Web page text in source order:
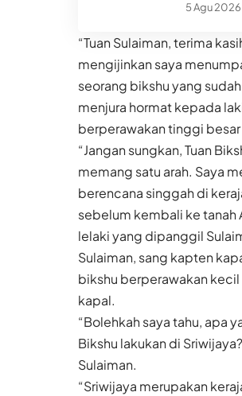
5 Agu 2026
“Tuan Sulaiman, terima
mengijinkan saya
seorang bikshu yang
menjura hormat kepada
berperawakan tinggi
“Jangan sungkan, Tuan
memang satu arah. Saya
berencana singgah di
sebelum kembali ke tanah
lelaki yang dipanggil
Sulaiman, sang kapten
bikshu berperawakan
kapal.
“Bolehkah saya tahu, apa
Bikshu lakukan di
Sulaiman.
“Sriwijaya merupakan